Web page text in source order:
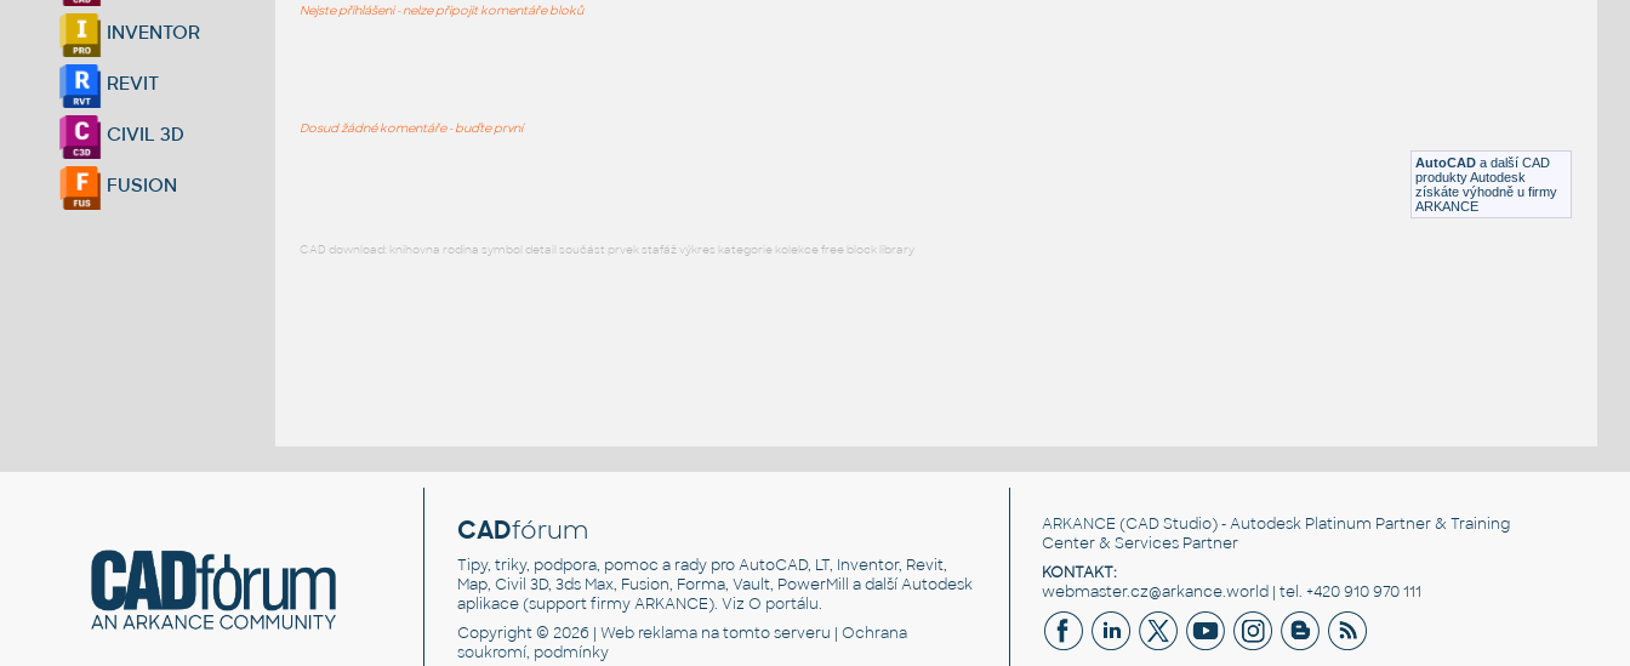
INVENTOR
REVIT
CIVIL 3D
FUSION
AutoCAD a další CAD
produkty Autodesk
získáte výhodně u firmy
ARKANCE
Nejste přihlášeni - nelze připojit komentáře bloků
Dosud žádné komentáře - buďte první
CAD download: knihovna rodina symbol detail součást prvek stafáž výkres kategorie kolekce free block library
CADfórum
Tipy, triky, podpora, pomoc a rady pro AutoCAD, LT, Inventor, Revit,
Map, Civil 3D, 3ds Max, Fusion, Forma, Vault, PowerMill a další Autodesk
aplikace (support firmy ARKANCE). VizO portálu.
Copyright © 2026 |Web reklama na tomto serveru |Ochrana
soukromí, podmínky
ARKANCE (CAD Studio) - Autodesk Platinum Partner & Training
Center & Services Partner
KONTAKT:
webmaster.cz@arkance.world | tel. +420 910 970 111